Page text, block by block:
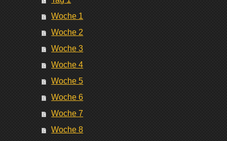
Woche 1
Woche 2
Woche 3
Woche 4
Woche 5
Woche 6
Woche 7
Woche 8